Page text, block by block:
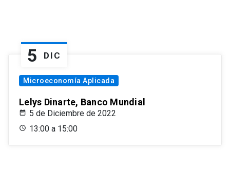
5 DIC
Microeconomía Aplicada
Lelys Dinarte, Banco Mundial
5 de Diciembre de 2022
13:00 a 15:00